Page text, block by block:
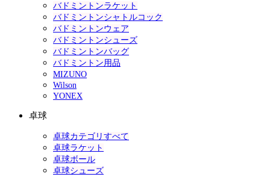
バドミントンラケット
バドミントンシャトルコック
バドミントンウェア
バドミントンシューズ
バドミントンバッグ
バドミントン用品
MIZUNO
Wilson
YONEX
卓球
卓球カテゴリすべて
卓球ラケット
卓球ボール
卓球シューズ